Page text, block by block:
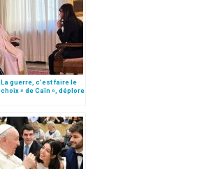
La guerre, c’est faire le
choix « de Caïn », déplore